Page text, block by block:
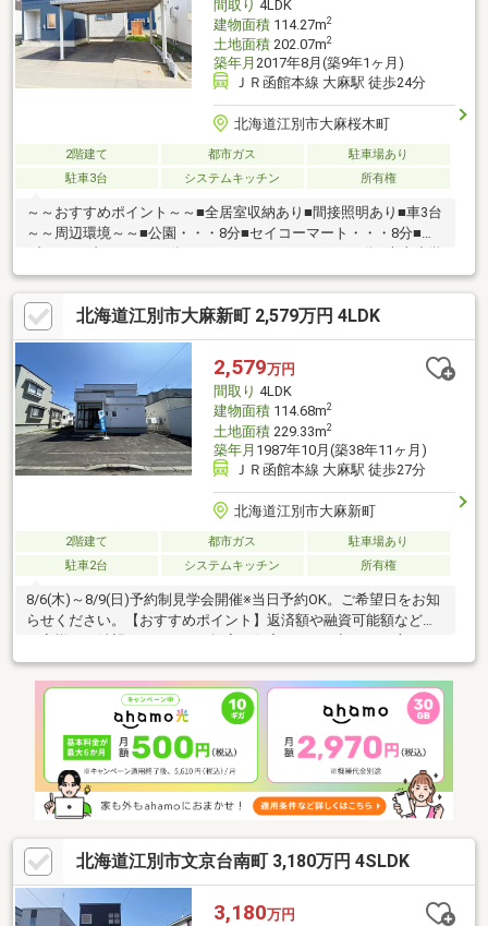
良品、エブリモール 間取り 4LDK
建物面積114.27m2
土地面積202.07m2
築年月 2017年8月(築9年1ヶ月)
ＪＲ函館本線 大麻駅 徒歩24分
北海道江別市大麻桜木町
2階建て 都市ガス
駐車場あり
駐車3台
システムキッチン 所有権
～～おすすめポイント～～■全居室収納あり■間接照明あり■車3台
～～周辺環境～～■公園・・・8分■セイコーマート・・・8分■セ
校・・・12分■大麻中学校・・・8分現在居住中のため、見学を希
望の際は事前にご連絡ください。▼▼打ち合わせ・見学プランご
用意しております▼▼＜探し始めの方向け＞しっかりコース
(1h~)/サクッとコース(0.5h~)詳しくは物件詳細下段の「イベント
情報」をご覧ください。
北海道江別市大麻新町 2,579万円 4LDK
2,579万円
間取り 4LDK
建物面積114.68m2
土地面積229.33m2
築年月 1987年10月(築38年11ヶ月)
ＪＲ函館本線 大麻駅 徒歩27分
北海道江別市大麻新町
2階建て 都市ガス
駐車場あり
駐車2台
システムキッチン 所有権
8/6(木)～8/9(日)予約制見学会開催※当日予約OK。ご希望日をお知
らせください。【おすすめポイント】返済額や融資可能額など、
お気軽にご相談ください【周辺施設】JR函館本線「大麻駅」まで
約2100ｍ（徒歩27分）ホクレンショップ大麻北町店様まで約
650m（徒歩9分）セブンイレブン江別大麻北町町店様まで約750
ｍ（徒歩10分）大麻泉小学校まで約350ｍ（徒歩5分）大麻中学校
まで約1200ｍ（徒歩15分）医療法人渓和会 江別病院様まで約
1500m（徒歩19分）
北海道江別市文京台南町 3,180万円 4SLDK
3,180万円